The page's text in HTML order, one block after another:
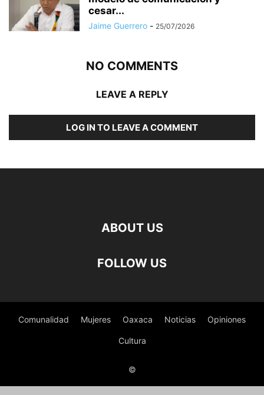
cesar...
Jaime Guerrero - 25/07/2026
NO COMMENTS
LEAVE A REPLY
LOG IN TO LEAVE A COMMENT
ABOUT US
FOLLOW US
Comunalidad Mujeres Oaxaca Noticias Opiniones
Cultura
©